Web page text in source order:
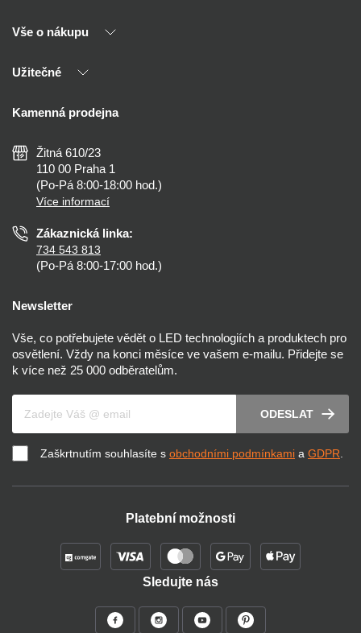
O nás
Kontakty
Vše o nákupu
Výhody T-LED
Montáž
Nejčastější dotazy
Než koupíte
Osvětlení dle místnosti
Užitečné
Reklamace a vrácení
Zásady ochrany soukromí
Nastavení cookies
Prohlášení o přístupnosti
Kamenná prodejna
Žitná 610/23
110 00 Praha 1
(Po-Pá 8:00-18:00 hod.)
Více informací
Zákaznická linka:
734 543 813
(Po-Pá 8:00-17:00 hod.)
Newsletter
Vše, co potřebujete vědět o LED technologiích a produktech pro
osvětlení. Vždy na konci měsíce ve vašem e-mailu. Přidejte se
k více než 25 000 odběratelům.
ODESLAT
Zaškrtnutím souhlasíte s obchodními podmínkami a GDPR.
Platební možnosti
Sledujte nás